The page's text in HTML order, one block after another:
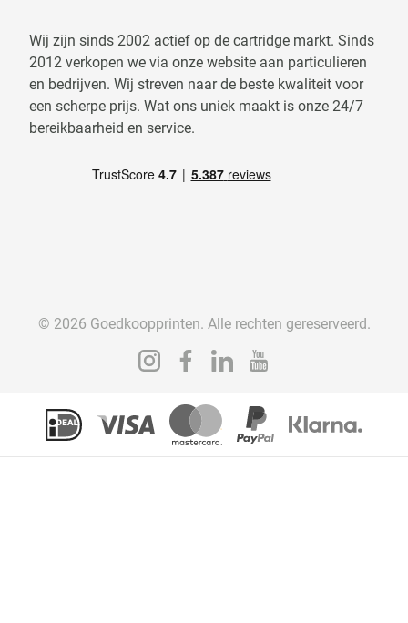
Wij zijn sinds 2002 actief op de cartridge markt. Sinds
2012 verkopen we via onze website aan particulieren
en bedrijven. Wij streven naar de beste kwaliteit voor
een scherpe prijs. Wat ons uniek maakt is onze 24/7
bereikbaarheid en service.
© 2026 Goedkoopprinten. Alle rechten gereserveerd.